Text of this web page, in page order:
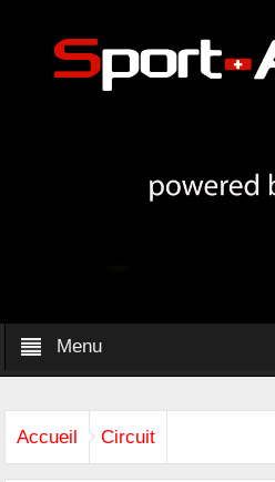
Menu
Accueil Circuit